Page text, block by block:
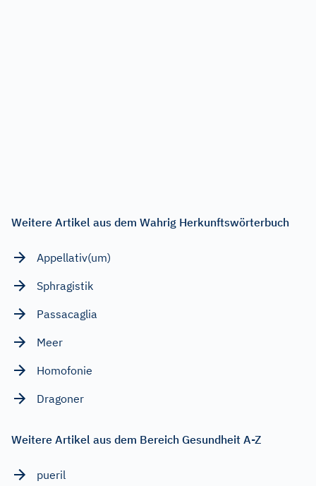
Weitere Artikel aus dem Wahrig Herkunftswörterbuch
Appellativ(um)
Sphragistik
Passacaglia
Meer
Homofonie
Dragoner
Weitere Artikel aus dem Bereich Gesundheit A-Z
pueril